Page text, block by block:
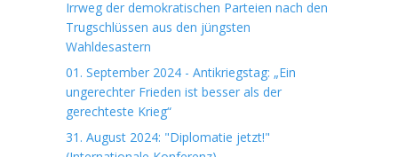
Irrweg der demokratischen Parteien nach den
Trugschlüssen aus den jüngsten
Wahldesastern
01. September 2024 - Antikriegstag: „Ein
ungerechter Frieden ist besser als der
gerechteste Krieg“
31. August 2024: "Diplomatie jetzt!"